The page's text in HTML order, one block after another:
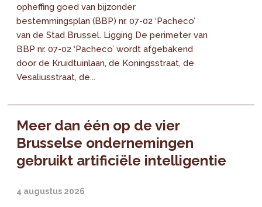
opheffing goed van bijzonder
bestemmingsplan (BBP) nr. 07-02 ‘Pacheco’
van de Stad Brussel. Ligging De perimeter van
BBP nr. 07-02 ‘Pacheco’ wordt afgebakend
door de Kruidtuinlaan, de Koningsstraat, de
Vesaliusstraat, de...
Meer dan één op de vier
Brusselse ondernemingen
gebruikt artificiële intelligentie
4 augustus 2026